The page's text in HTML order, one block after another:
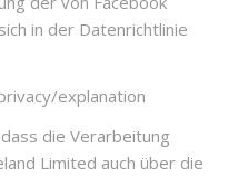
in der Datenrichtlinie
explanation
die Verarbeitung
Limited auch über die